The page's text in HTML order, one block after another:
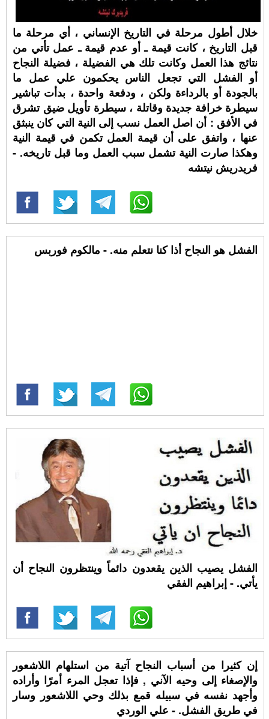
خلال أطول مرحلة في التاريخ الإنساني ، أي مرحلة ما
قبل التاريخ ، كانت قيمة ـ أو عدم قيمة ـ عمل تأتي من
نتائج هذا العمل وكانت تلك هي الفضيلة ، فضيلة النجاح
أو الفشل التي تجعل الناس يحكمون علي عمل ما
بالجودة أو بالرداءة ولكن ، ودفعة واحدة ، بدأت تباشير
سيطرة خرافة جديدة وقاتلة ، سيطرة تأويل ضيق تشرق
في الأفق : أن اصل العمل نسب إلى النية التي كان ينبثق
عنها ، واتفق على أن قيمة العمل تكمن في قيمة النية
وهكذا صارت النية تشمل سبب العمل وما قبل تاريخه. -
فريدريش نيتشه
الفشل هو النجاح أذا كنا نتعلم منه. - مالكوم فوربس
الفشل يصيب الذين يقعدون دائماً وينتظرون النجاح أن
يأتي. - إبراهيم الفقي
إن كثيرا من أسباب النجاح آتية من استلهام اللاشعور
والإصغاء إلى وحيه الآني , فإذا تعجل المرء أمرًا وأراده
وأجهد نفسه في سبيله قمع بذلك وحي اللاشعور وسار
في طريق الفشل. - علي الوردي